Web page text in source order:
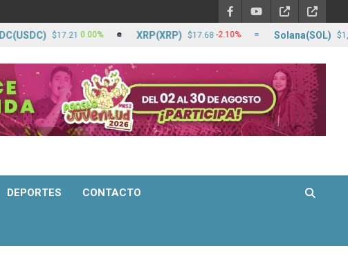
DEPORTES CONTACTO
$17.21 0.00% XRP(XRP) $17.68 -2.10% Solana(SOL) $1,254.64 -